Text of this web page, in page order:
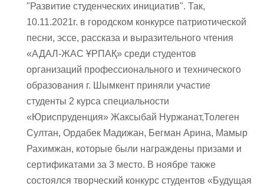
"Развитие студенческих инициатив". Так,
10.11.2021г. в городском конкурсе патриотической
песни, эссе, рассказа и выразительного чтения
«АДАЛ-ЖАС ҰРПАҚ» среди студентов
организаций профессионального и технического
образования г. Шымкент приняли участие
студенты 2 курса специальности
«Юриспруденция» Жаксыбай Нуржанат,Толеген
Султан, Ордабек Мадижан, Бегман Арина, Мамыр
Рахимжан, которые были награждены призами и
сертификатами за 3 место. В ноябре также
состоялся творческий конкурс студентов «Будущая